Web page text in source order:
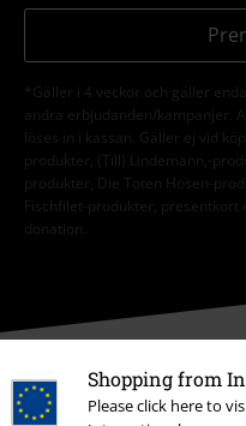
Shopping from
Please click here to
*Gäller i 4 veckor och gäller
andra erbjudanden/kampanjer.
löses in i kassan. Gäller ej vid
produkter, (Till) Lindemann,-
produkter, Die Toten Hosen-
Fischfilet-produkter,
donation.
Vår kundtjänst är